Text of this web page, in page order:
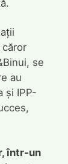
se
au
și IPP-
într-un